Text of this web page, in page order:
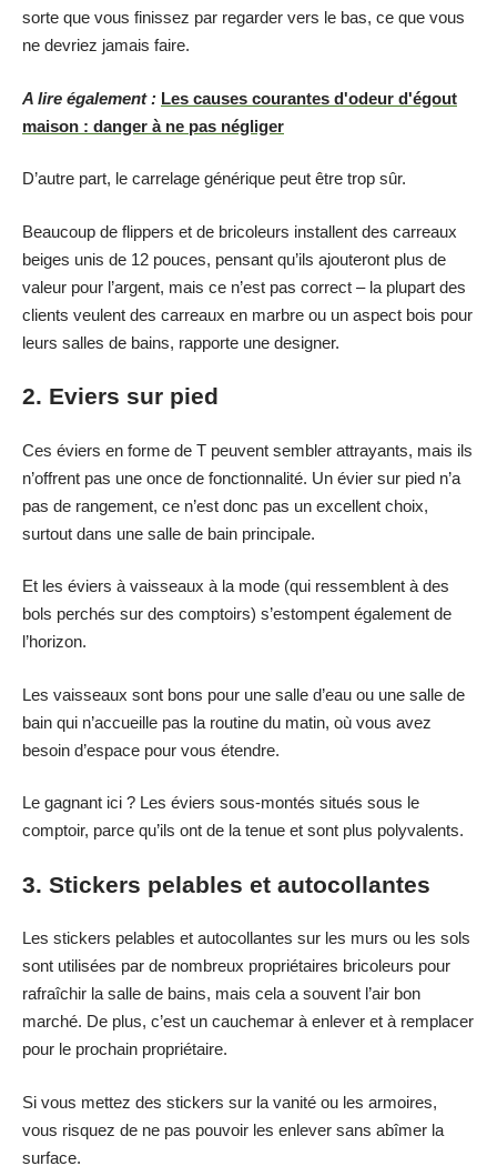
sorte que vous finissez par regarder vers le bas, ce que vous
ne devriez jamais faire.
A lire également : Les causes courantes d'odeur d'égout
maison : danger à ne pas négliger
D’autre part, le carrelage générique peut être trop sûr.
Beaucoup de flippers et de bricoleurs installent des carreaux
beiges unis de 12 pouces, pensant qu’ils ajouteront plus de
valeur pour l’argent, mais ce n’est pas correct – la plupart des
clients veulent des carreaux en marbre ou un aspect bois pour
leurs salles de bains, rapporte une designer.
2. Eviers sur pied
Ces éviers en forme de T peuvent sembler attrayants, mais ils
n’offrent pas une once de fonctionnalité. Un évier sur pied n’a
pas de rangement, ce n’est donc pas un excellent choix,
surtout dans une salle de bain principale.
Et les éviers à vaisseaux à la mode (qui ressemblent à des
bols perchés sur des comptoirs) s’estompent également de
l’horizon.
Les vaisseaux sont bons pour une salle d’eau ou une salle de
bain qui n’accueille pas la routine du matin, où vous avez
besoin d’espace pour vous étendre.
Le gagnant ici ? Les éviers sous-montés situés sous le
comptoir, parce qu’ils ont de la tenue et sont plus polyvalents.
3. Stickers pelables et autocollantes
Les stickers pelables et autocollantes sur les murs ou les sols
sont utilisées par de nombreux propriétaires bricoleurs pour
rafraîchir la salle de bains, mais cela a souvent l’air bon
marché. De plus, c’est un cauchemar à enlever et à remplacer
pour le prochain propriétaire.
Si vous mettez des stickers sur la vanité ou les armoires,
vous risquez de ne pas pouvoir les enlever sans abîmer la
surface.